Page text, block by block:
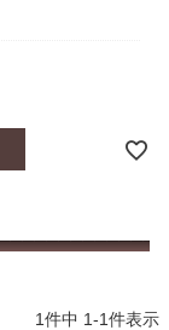
1件中 1-1件表示